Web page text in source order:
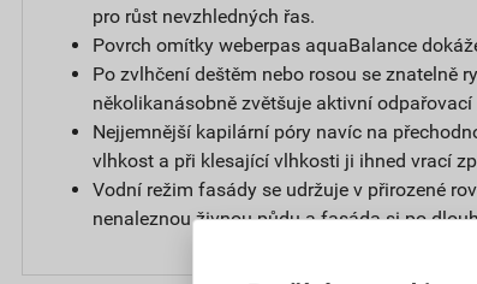
pro růst nevzhledných řas.
Povrch omítky weberpas aquaBalance
Po zvlhčení deštěm nebo rosou se znatelně
několikanásobně zvětšuje aktivní
Nejjemnější kapilární póry navíc na
vlhkost a při klesající vlhkosti ji ihned vrací
Vodní režim fasády se udržuje v přirozené
nenaleznou živnou půdu a fasáda si po